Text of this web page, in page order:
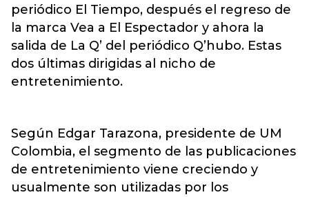
periódico El Tiempo, después el regreso de
la marca Vea a El Espectador y ahora la
salida de La Q’ del periódico Q’hubo. Estas
dos últimas dirigidas al nicho de
entretenimiento.
Según Edgar Tarazona, presidente de UM
Colombia, el segmento de las publicaciones
de entretenimiento viene creciendo y
usualmente son utilizadas por los